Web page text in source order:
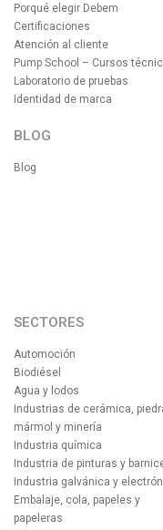
Porqué elegir Debem
Certificaciones
Atención al cliente
Pump School – Cursos
Laboratorio de pruebas
Identidad de marca
BLOG
Blog
SECTORES
Automoción
Biodiésel
Agua y lodos
Industrias de cerámica,
mármol y minería
Industria química
Industria de pinturas y
Industria galvánica y
Embalaje, cola, papeles y
papeleras